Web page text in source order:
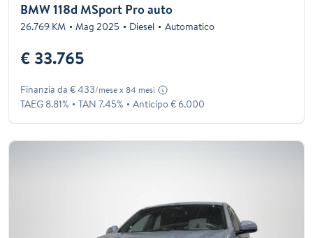
BMW 118d MSport Pro auto
26.769 KM Mag 2025 Diesel Automatico
€ 33.765
Finanzia da € 433/mese x 84 mesi
TAEG 8.81% TAN 7.45% Anticipo € 6.000